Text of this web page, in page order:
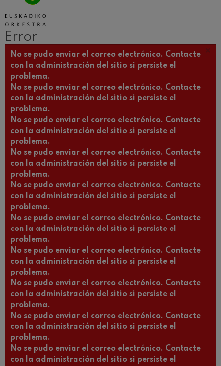
Robert Schumann: Concierto
para violín
Robert Schumann
Gabriel Fauré: Pelléas et
Gabriel Fauré
Franz Schubert: Sinfonía nº9,
'La grande'
Concierto para clarinete
Error
Mensaje de error
No se pudo enviar el correo electrónico. Contacte
con la administración del sitio si persiste el
problema.
No se pudo enviar el correo electrónico. Contacte
con la administración del sitio si persiste el
problema.
No se pudo enviar el correo electrónico. Contacte
con la administración del sitio si persiste el
problema.
No se pudo enviar el correo electrónico. Contacte
con la administración del sitio si persiste el
problema.
No se pudo enviar el correo electrónico. Contacte
con la administración del sitio si persiste el
problema.
No se pudo enviar el correo electrónico. Contacte
con la administración del sitio si persiste el
problema.
No se pudo enviar el correo electrónico. Contacte
con la administración del sitio si persiste el
problema.
No se pudo enviar el correo electrónico. Contacte
con la administración del sitio si persiste el
problema.
No se pudo enviar el correo electrónico. Contacte
con la administración del sitio si persiste el
problema.
No se pudo enviar el correo electrónico. Contacte
con la administración del sitio si persiste el